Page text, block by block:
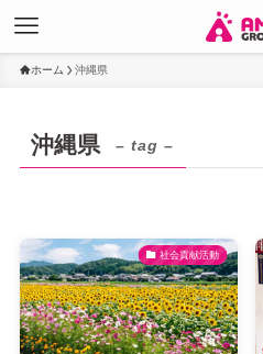
ホーム 沖縄県
沖縄県 – tag –
社会貢献活動